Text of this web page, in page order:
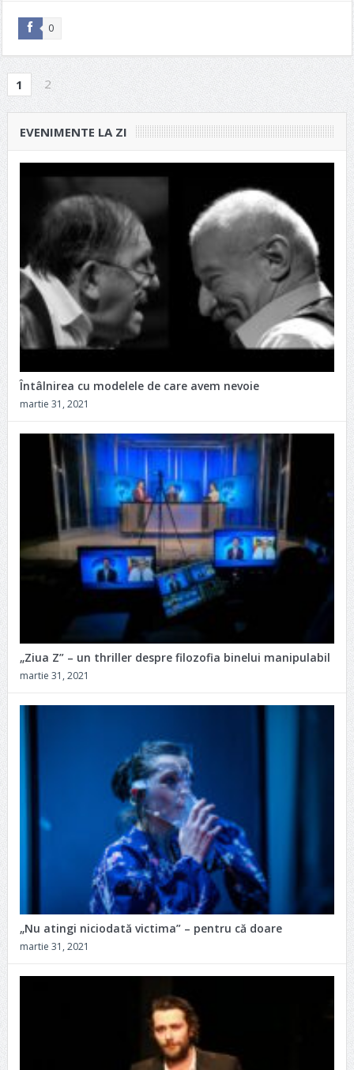
0
1 2
EVENIMENTE LA ZI
Întâlnirea cu modelele de care avem nevoie
martie 31, 2021
„Ziua Z” – un thriller despre filozofia binelui manipulabil
martie 31, 2021
„Nu atingi niciodată victima” – pentru că doare
martie 31, 2021